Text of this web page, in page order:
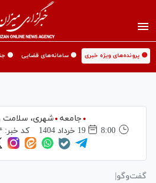
🟡 پرونده‌های ویژه خبری 🟡 سامانه‌های قضایی 🟡
جامعه
شهری،‌ سلامت
8:00
19 خرداد 1404 کد خبر:
گفت‌و‌گو|